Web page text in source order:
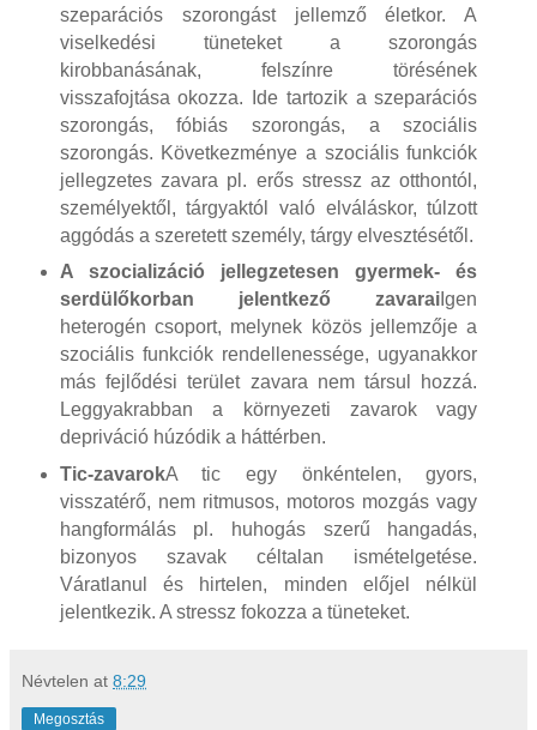
szeparációs szorongást jellemző életkor. A
viselkedési tüneteket a szorongás
kirobbanásának, felszínre törésének
visszafojtása okozza. Ide tartozik a szeparációs
szorongás, fóbiás szorongás, a szociális
szorongás. Következménye a szociális funkciók
jellegzetes zavara pl. erős stressz az otthontól,
személyektől, tárgyaktól való elváláskor, túlzott
aggódás a szeretett személy, tárgy elvesztésétől.
A szocializáció jellegzetesen gyermek- és
serdülőkorban jelentkező zavarai Igen
heterogén csoport, melynek közös jellemzője a
szociális funkciók rendellenessége, ugyanakkor
más fejlődési terület zavara nem társul hozzá.
Leggyakrabban a környezeti zavarok vagy
depriváció húzódik a háttérben.
Tic-zavarokA tic egy önkéntelen, gyors,
visszatérő, nem ritmusos, motoros mozgás vagy
hangformálás pl. huhogás szerű hangadás,
bizonyos szavak céltalan ismételgetése.
Váratlanul és hirtelen, minden előjel nélkül
jelentkezik. A stressz fokozza a tüneteket.
Névtelen at 8:29
Megosztás